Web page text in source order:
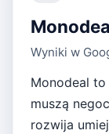
Wyniki w
Monodeal
muszą
rozwija